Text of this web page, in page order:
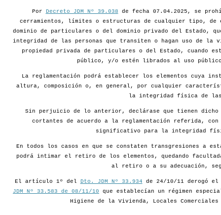
Por Decreto JDM Nº 39.038 de fecha 07.04.2025, se
cerramientos, límites o estructuras de cualquier tipo, de
dominio de particulares o del dominio privado del Estado,
integridad de las personas que transiten o hagan uso de la
propiedad privada de particulares o del Estado, cuando
público, y/o estén librados al uso
La reglamentación podrá establecer los elementos cuya
altura, composición o, en general, por cualquier
la integridad física de las
Sin perjuicio de lo anterior, declárase que tienen dicho
cortantes de acuerdo a la reglamentación referida,
significativo para la integridad
En todos los casos en que se constaten transgresiones a
podrá intimar el retiro de los elementos, quedando
al retiro o a su adecuación,
El artículo 1º del Dto. JDM Nº 33.934 de 24/10/11 derogó
JDM Nº 33.583 de 08/11/10 que establecían un régimen
Higiene de la Vivienda, Locales